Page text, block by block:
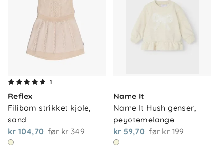
1
Reflex
Filibom strikket kjole,
sand
kr 104,70 før kr 349
Name It
Name It Hush genser,
peyotemelange
kr 59,70 før kr 199
Om oss
Våre butikker
Vårt samfunnsansvar
Jobbe i Barnas Hus
Kontakt oss
Frakt og levering
Retur og reklamasjon